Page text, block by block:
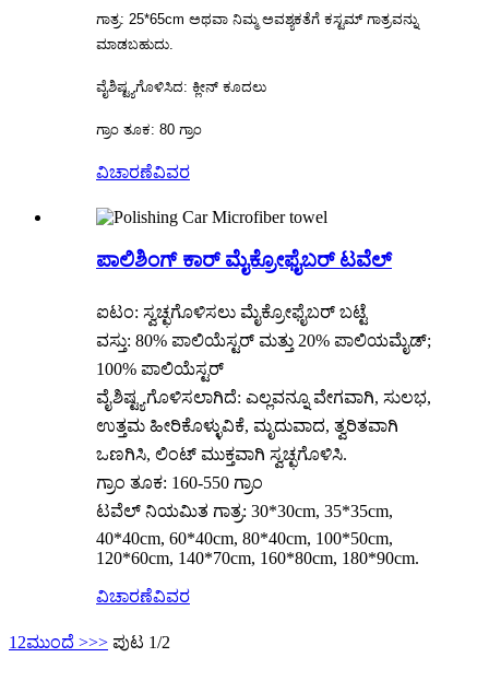
ಗಾತ್ರ: 25*65cm ಅಥವಾ ನಿಮ್ಮ ಅವಶ್ಯಕತೆಗೆ ಕಸ್ಟಮ್ ಗಾತ್ರವನ್ನು
ಮಾಡಬಹುದು.
ವೈಶಿಷ್ಟ್ಯಗೊಳಿಸಿದ: ಕ್ಲೀನ್ ಕೂದಲು
ಗ್ರಾಂ ತೂಕ: 80 ಗ್ರಾಂ
ವಿಚಾರಣೆವಿವರ
ಪಾಲಿಶಿಂಗ್ ಕಾರ್ ಮೈಕ್ರೋಫೈಬರ್ ಟವೆಲ್
ಐಟಂ: ಸ್ವಚ್ಛಗೊಳಿಸಲು ಮೈಕ್ರೋಫೈಬರ್ ಬಟ್ಟೆ
ವಸ್ತು: 80% ಪಾಲಿಯೆಸ್ಟರ್ ಮತ್ತು 20% ಪಾಲಿಯಮೈಡ್;
100% ಪಾಲಿಯೆಸ್ಟರ್
ವೈಶಿಷ್ಟ್ಯಗೊಳಿಸಲಾಗಿದೆ: ಎಲ್ಲವನ್ನೂ ವೇಗವಾಗಿ, ಸುಲಭ,
ಉತ್ತಮ ಹೀರಿಕೊಳ್ಳುವಿಕೆ, ಮೃದುವಾದ, ತ್ವರಿತವಾಗಿ
ಒಣಗಿಸಿ, ಲಿಂಟ್ ಮುಕ್ತವಾಗಿ ಸ್ವಚ್ಛಗೊಳಿಸಿ.
ಗ್ರಾಂ ತೂಕ: 160-550 ಗ್ರಾಂ
ಟವೆಲ್ ನಿಯಮಿತ ಗಾತ್ರ: 30*30cm, 35*35cm,
40*40cm, 60*40cm, 80*40cm, 100*50cm,
120*60cm, 140*70cm, 160*80cm, 180*90cm.
ವಿಚಾರಣೆವಿವರ
1 2ಮುಂದೆ >>> ಪುಟ 1/2